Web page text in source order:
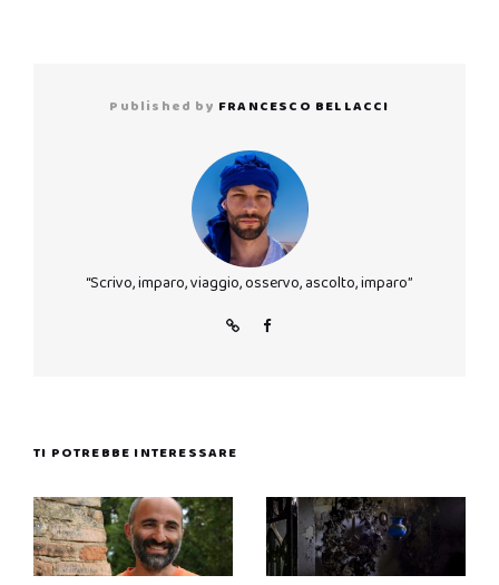
Published by FRANCESCO BELLACCI
“Scrivo, imparo, viaggio, osservo, ascolto, imparo”
TI POTREBBE INTERESSARE